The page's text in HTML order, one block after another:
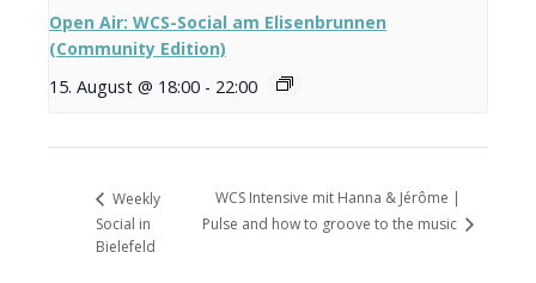
Open Air: WCS-Social am Elisenbrunnen
(Community Edition)
15. August @ 18:00 - 22:00
Weekly
Social in
Bielefeld
WCS Intensive mit Hanna & Jérôme |
Pulse and how to groove to the music